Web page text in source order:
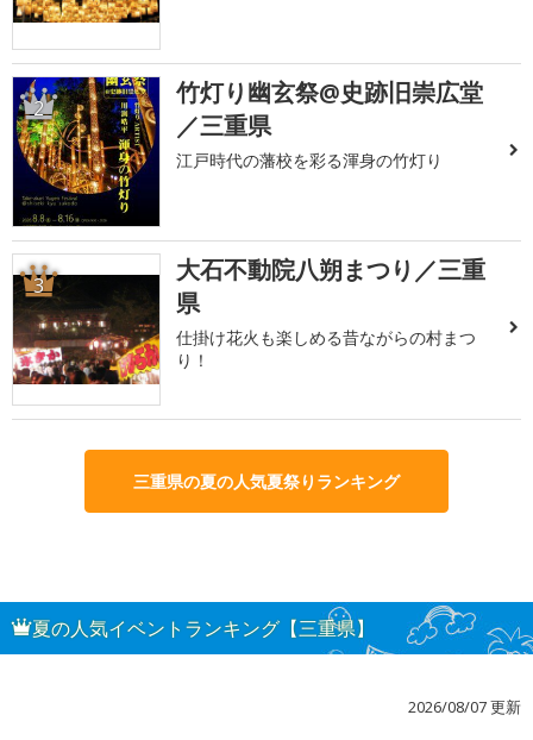
2
竹灯り幽玄祭@史跡旧崇広堂
／三重県
江戸時代の藩校を彩る渾身の竹灯り
3
大石不動院八朔まつり／三重
県
仕掛け花火も楽しめる昔ながらの村まつ
り！
三重県の夏の人気夏祭りランキング
夏の人気イベントランキング【三重県】
2026/08/07 更新